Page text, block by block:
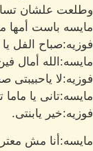
وطلعت علشان
مايسه باست أمها
فوزيه:صباح الفل
مايسه:الله أمال
فوزيه:لا
مايسه:تانى يا
فوزيه:خير يابنتى.
مايسه:أنا مش